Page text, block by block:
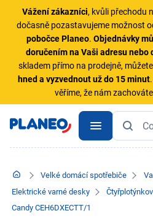
Vážení zákazníci, kvůli přechodu
dočasně pozastavujeme možnost
pobočce Planeo.Objednávky
doručením na Vaši adresu nebo
skladem přímo na prodejně,
hned a vyzvednout už do 15 minut.
věříme, že nám
Velké domácí spotřebiče
Elektrické varné desky
Candy CEH6DXECTT/1